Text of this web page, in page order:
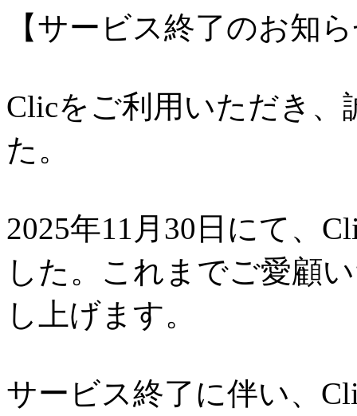
【サービス終了のお知
Clicをご利用いただき
た。
2025年11月30日にて、
した。これまでご愛顧
し上げます。
サービス終了に伴い、